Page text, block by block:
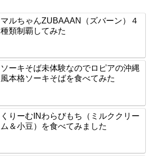
マルちゃんZUBAAAN（ズバーン）４
種類制覇してみた
ソーキそば未体験なのでロピアの沖縄
風本格ソーキそばを食べてみた
くりーむINわらびもち（ミルククリー
ム＆小豆）を食べてみました